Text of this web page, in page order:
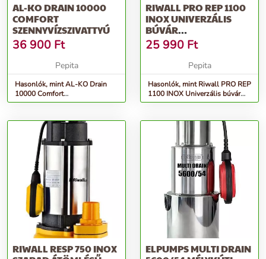
AL-KO DRAIN 10000
COMFORT
SZENNYVÍZSZIVATTYÚ
36 900 Ft
Pepita
Hasonlók, mint AL-KO Drain
10000 Comfort
Szennyvízszivattyú
RIWALL PRO REP 1100
INOX UNIVERZÁLIS
BÚVÁR
SZENNYVÍZSZIVATTYÚ
1100 W
25 990 Ft
Pepita
Hasonlók, mint Riwall PRO REP
1100 INOX Univerzális búvár
szennyvízszivattyú 1100 W
RIWALL RESP 750 INOX
ELPUMPS MULTI DRAIN